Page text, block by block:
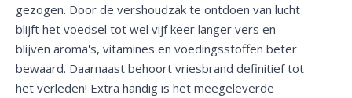
gezogen. Door de vershoudzak te ontdoen van lucht
blijft het voedsel tot wel vijf keer langer vers en
blijven aroma's, vitamines en voedingsstoffen beter
bewaard. Daarnaast behoort vriesbrand definitief tot
het verleden! Extra handig is het meegeleverde